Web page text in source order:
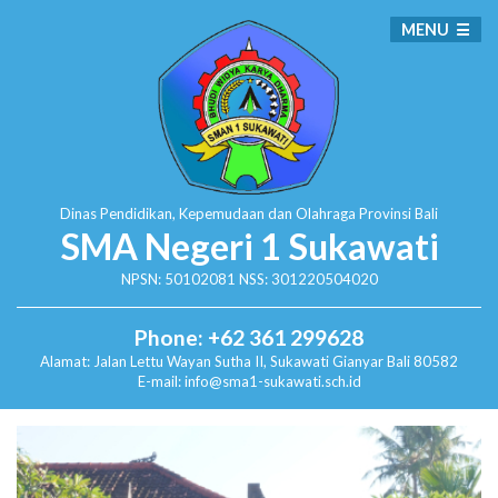
Dinas Pendidikan, Kepemudaan dan Olahraga Provinsi Bali
SMA Negeri 1 Sukawati
NPSN: 50102081 NSS: 301220504020
Phone: +62 361 299628
Alamat: Jalan Lettu Wayan Sutha II, SukawatiGianyar Bali 80582
E-mail: info@sma1-sukawati.sch.id
MENU